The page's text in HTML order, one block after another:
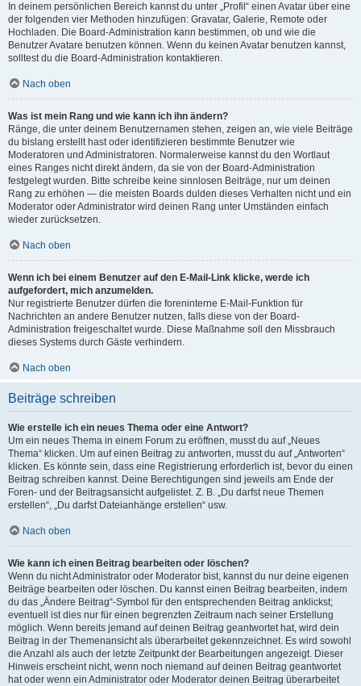
In deinem persönlichen Bereich kannst du unter „Profil“ einen Avatar über eine
der folgenden vier Methoden hinzufügen: Gravatar, Galerie, Remote oder
Hochladen. Die Board-Administration kann bestimmen, ob und wie die
Benutzer Avatare benutzen können. Wenn du keinen Avatar benutzen kannst,
solltest du die Board-Administration kontaktieren.
Nach oben
Was ist mein Rang und wie kann ich ihn ändern?
Ränge, die unter deinem Benutzernamen stehen, zeigen an, wie viele Beiträge
du bislang erstellt hast oder identifizieren bestimmte Benutzer wie
Moderatoren und Administratoren. Normalerweise kannst du den Wortlaut
eines Ranges nicht direkt ändern, da sie von der Board-Administration
festgelegt wurden. Bitte schreibe keine sinnlosen Beiträge, nur um deinen
Rang zu erhöhen — die meisten Boards dulden dieses Verhalten nicht und ein
Moderator oder Administrator wird deinen Rang unter Umständen einfach
wieder zurücksetzen.
Nach oben
Wenn ich bei einem Benutzer auf den E-Mail-Link klicke, werde ich
aufgefordert, mich anzumelden.
Nur registrierte Benutzer dürfen die foreninterne E-Mail-Funktion für
Nachrichten an andere Benutzer nutzen, falls diese von der Board-
Administration freigeschaltet wurde. Diese Maßnahme soll den Missbrauch
dieses Systems durch Gäste verhindern.
Nach oben
Beiträge schreiben
Wie erstelle ich ein neues Thema oder eine Antwort?
Um ein neues Thema in einem Forum zu eröffnen, musst du auf „Neues
Thema“ klicken. Um auf einen Beitrag zu antworten, musst du auf „Antworten“
klicken. Es könnte sein, dass eine Registrierung erforderlich ist, bevor du einen
Beitrag schreiben kannst. Deine Berechtigungen sind jeweils am Ende der
Foren- und der Beitragsansicht aufgelistet. Z. B. „Du darfst neue Themen
erstellen“, „Du darfst Dateianhänge erstellen“ usw.
Nach oben
Wie kann ich einen Beitrag bearbeiten oder löschen?
Wenn du nicht Administrator oder Moderator bist, kannst du nur deine eigenen
Beiträge bearbeiten oder löschen. Du kannst einen Beitrag bearbeiten, indem
du das „Ändere Beitrag“-Symbol für den entsprechenden Beitrag anklickst;
eventuell ist dies nur für einen begrenzten Zeitraum nach seiner Erstellung
möglich. Wenn bereits jemand auf deinen Beitrag geantwortet hat, wird dein
Beitrag in der Themenansicht als überarbeitet gekennzeichnet. Es wird sowohl
die Anzahl als auch der letzte Zeitpunkt der Bearbeitungen angezeigt. Dieser
Hinweis erscheint nicht, wenn noch niemand auf deinen Beitrag geantwortet
hat oder wenn ein Administrator oder Moderator deinen Beitrag überarbeitet